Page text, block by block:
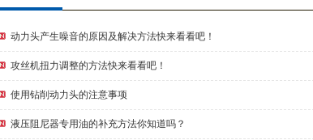
动力头产生噪音的原因及解决方法快来看看吧！
攻丝机扭力调整的方法快来看看吧！
使用钻削动力头的注意事项
液压阻尼器专用油的补充方法你知道吗？